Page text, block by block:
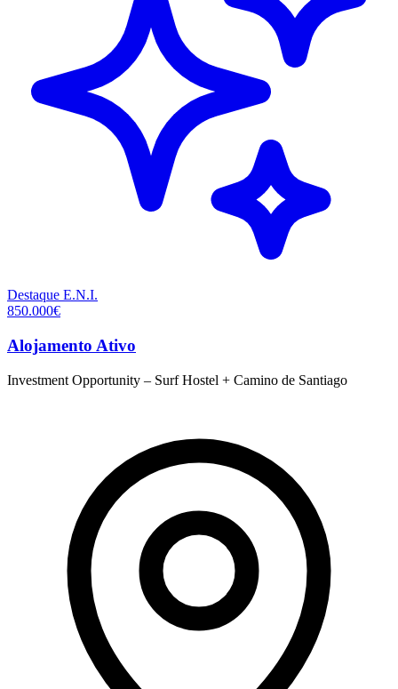
Destaque E.N.I.
850.000€
Alojamento Ativo
Investment Opportunity – Surf Hostel + Camino de Santiago